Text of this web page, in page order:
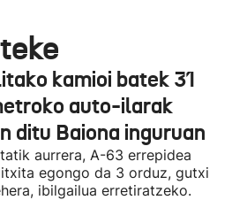
kamioi batek 31
auto-ilarak
ditu Baiona inguruan
aurrera, A-63 errepidea
egongo da 3 orduz, gutxi
ibilgailua erretiratzeko.